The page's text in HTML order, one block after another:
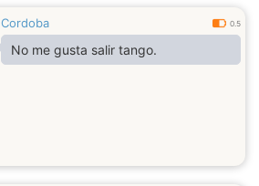
Cordoba 0.5
No me gusta salir tango.